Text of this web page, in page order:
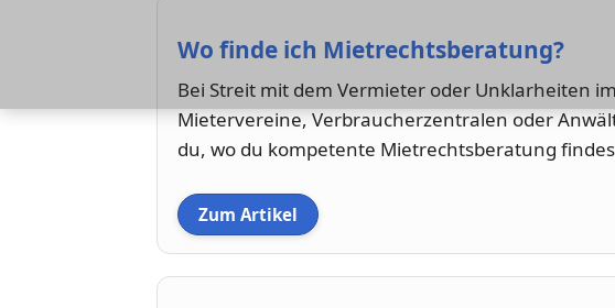
Wo finde ich Mietrechtsberatung?
Bei Streit mit dem Vermieter oder Unklarheiten
Mietervereine, Verbraucherzentralen oder
du, wo du kompetente Mietrechtsberatung
Zum Artikel